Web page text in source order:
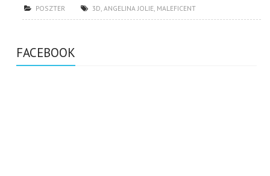
POSZTER 3D ,ANGELINA JOLIE MALEFICENT
FACEBOOK